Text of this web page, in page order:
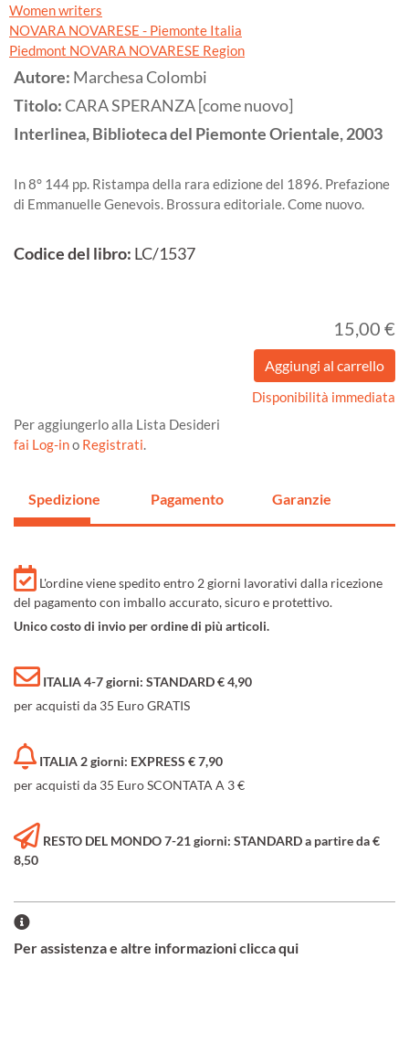
Women writers
NOVARA NOVARESE - Piemonte Italia
Piedmont NOVARA NOVARESE Region
Autore: Marchesa Colombi
Titolo:CARA SPERANZA [come nuovo]
Interlinea, Biblioteca del Piemonte Orientale,2003
In 8° 144 pp. Ristampa della rara edizione del 1896. Prefazione
di Emmanuelle Genevois. Brossura editoriale. Come nuovo.
Codice del libro: LC/1537
15,00 €
Disponibilità immediata
Per aggiungerlo alla Lista Desideri
fai Log-ino Registrati.
Spedizione Pagamento Garanzie
L'ordine viene spedito entro 2 giorni lavorativi dalla ricezione
del pagamento con imballo accurato, sicuro e protettivo.
Unico costo di invio per ordine di più articoli.
ITALIA 4-7 giorni: STANDARD € 4,90
per acquisti da 35 Euro GRATIS
ITALIA 2 giorni: EXPRESS € 7,90
per acquisti da 35 Euro SCONTATA A 3 €
RESTO DEL MONDO 7-21 giorni: STANDARD a partire da €
8,50
Per assistenza e altre informazioni clicca qui